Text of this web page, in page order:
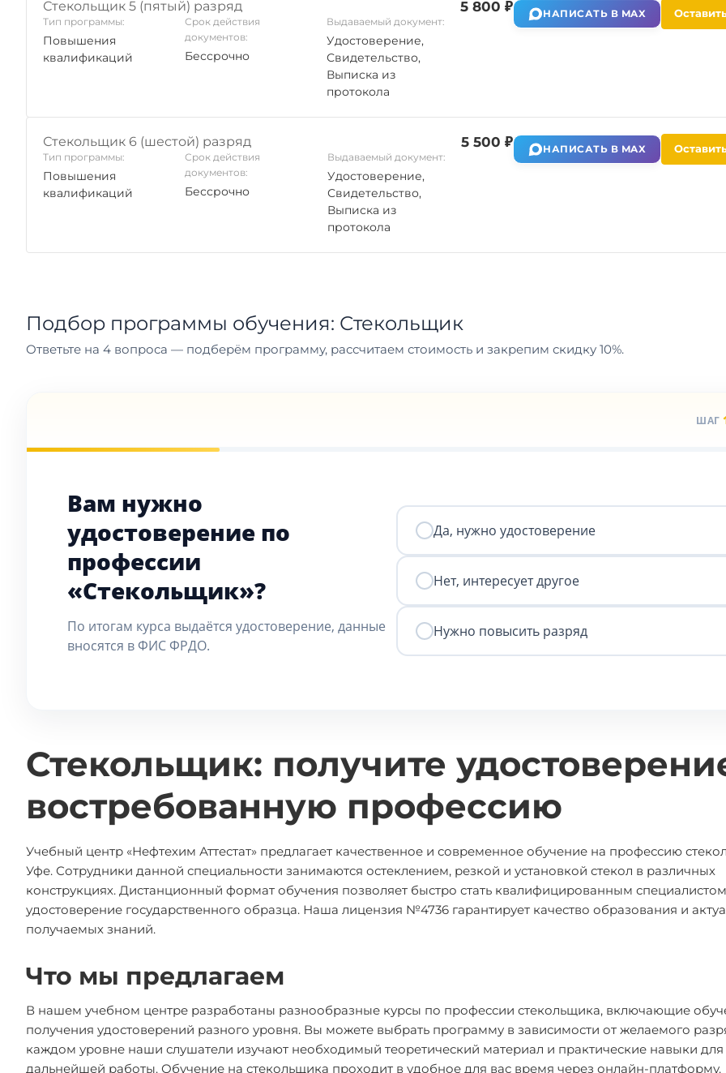
Стекольщик 5 (пятый) разряд
Тип программы:
Повышения
квалификаций
Срок действия
документов:
Бессрочно
Выдаваемый документ:
Удостоверение,
Свидетельство,
Выписка из
протокола
5 800 ₽ НАПИСАТЬ В MAX
Стекольщик 6 (шестой) разряд
Тип программы:
Повышения
квалификаций
Срок действия
документов:
Бессрочно
Выдаваемый документ:
Удостоверение,
Свидетельство,
Выписка из
протокола
5 500 ₽ НАПИСАТЬ В MAX
Подбор программы обучения: Стекольщик
Ответьте на 4 вопроса — подберём программу, рассчитаем стоимость и закрепим скидку 10%.
ШАГ
Вам нужно
удостоверение по
профессии
«Стекольщик»?
По итогам курса выдаётся удостоверение, данные
вносятся в ФИС ФРДО.
Да, нужно удостоверение
Нет, интересует другое
Нужно повысить разряд
Стекольщик: получите
востребованную профессию
Учебный центр «Нефтехим Аттестат» предлагает качественное и современное обучение на профессию
Уфе. Сотрудники данной специальности занимаются остеклением, резкой и установкой стекол в различных
конструкциях. Дистанционный формат обучения позволяет быстро стать квалифицированным
удостоверение государственного образца. Наша лицензия №4736 гарантирует качество образования и
получаемых знаний.
Что мы предлагаем
В нашем учебном центре разработаны разнообразные курсы по профессии стекольщика, включающие
получения удостоверений разного уровня. Вы можете выбрать программу в зависимости от желаемого
каждом уровне наши слушатели изучают необходимый теоретический материал и практические навыки для
дальнейшей работы. Обучение на стекольщика проходит в удобное для вас время через онлайн-платформу.